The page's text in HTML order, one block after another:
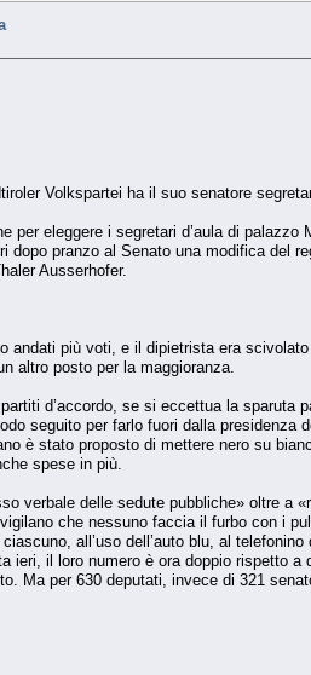
Volkspartei ha il suo senatore
eleggere i segretari d’aula di palazzo
pranzo al Senato una modifica del
Ausserhofer.
più voti, e il dipietrista era
altro posto per la maggioranza.
d’accordo, se si eccettua la sparuta
seguito per farlo fuori dalla presidenza
è stato proposto di mettere nero su
spese in più.
verbale delle sedute pubbliche» oltre a
che nessuno faccia il furbo con i
all’uso dell’auto blu, al
il loro numero è ora doppio rispetto a
Ma per 630 deputati, invece di 321